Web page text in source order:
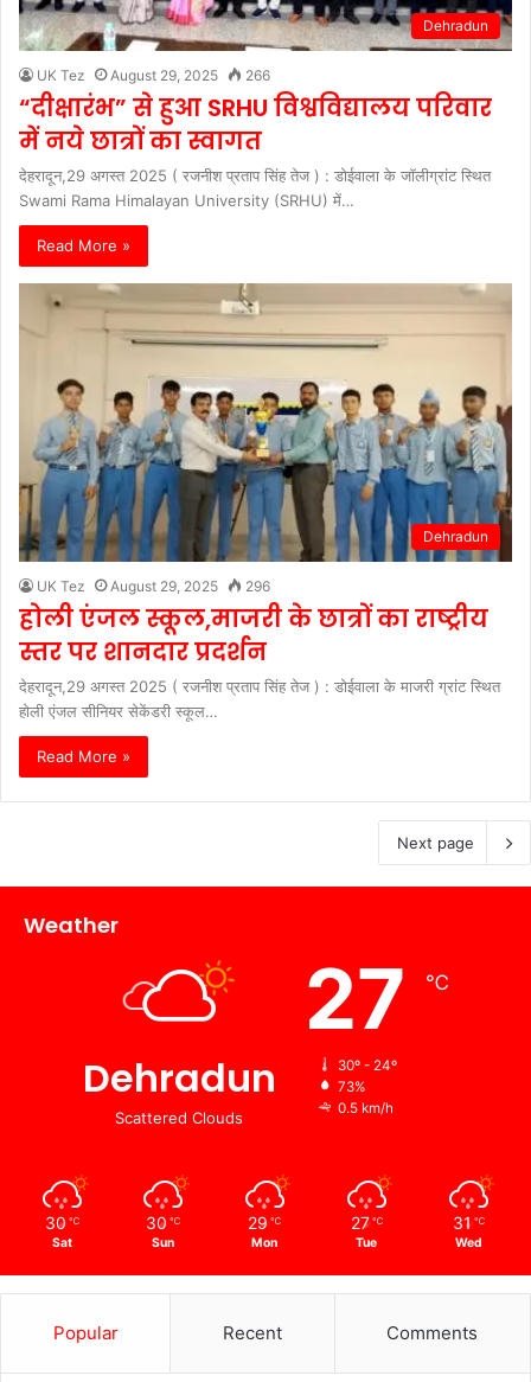
Dehradun
UK Tez August 29, 2025 266
“दीक्षारंभ” से हुआ SRHU विश्वविद्यालय परिवार
में नये छात्रों का स्वागत
देहरादून,29 अगस्त 2025 ( रजनीश प्रताप सिंह तेज ) : डोईवाला के जॉलीग्रांट स्थित
Swami Rama Himalayan University (SRHU) में…
Read More »
Dehradun
UK Tez August 29, 2025 296
होली एंजल स्कूल,माजरी के छात्रों का राष्ट्रीय
स्तर पर शानदार प्रदर्शन
देहरादून,29 अगस्त 2025 ( रजनीश प्रताप सिंह तेज ) : डोईवाला के माजरी ग्रांट स्थित
होली एंजल सीनियर सेकेंडरी स्कूल…
Read More »
Next page
Weather
Dehradun
Scattered Clouds
27 ℃
30º - 24º
73%
0.5 km/h
30 ℃
Sat
30 ℃
Sun
29 ℃
Mon
27 ℃
Tue
31 ℃
Wed
Popular Recent Comments